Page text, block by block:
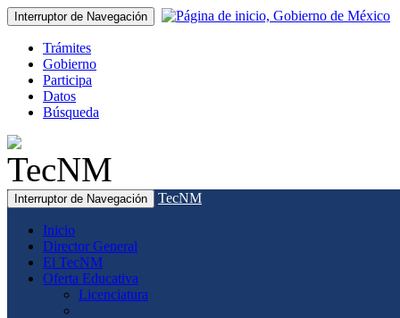
Interruptor de Navegación
Trámites
Gobierno
Participa
Datos
Búsqueda
Interruptor de Navegación TecNM
Inicio
Director General
El TecNM
Oferta Educativa
Licenciatura